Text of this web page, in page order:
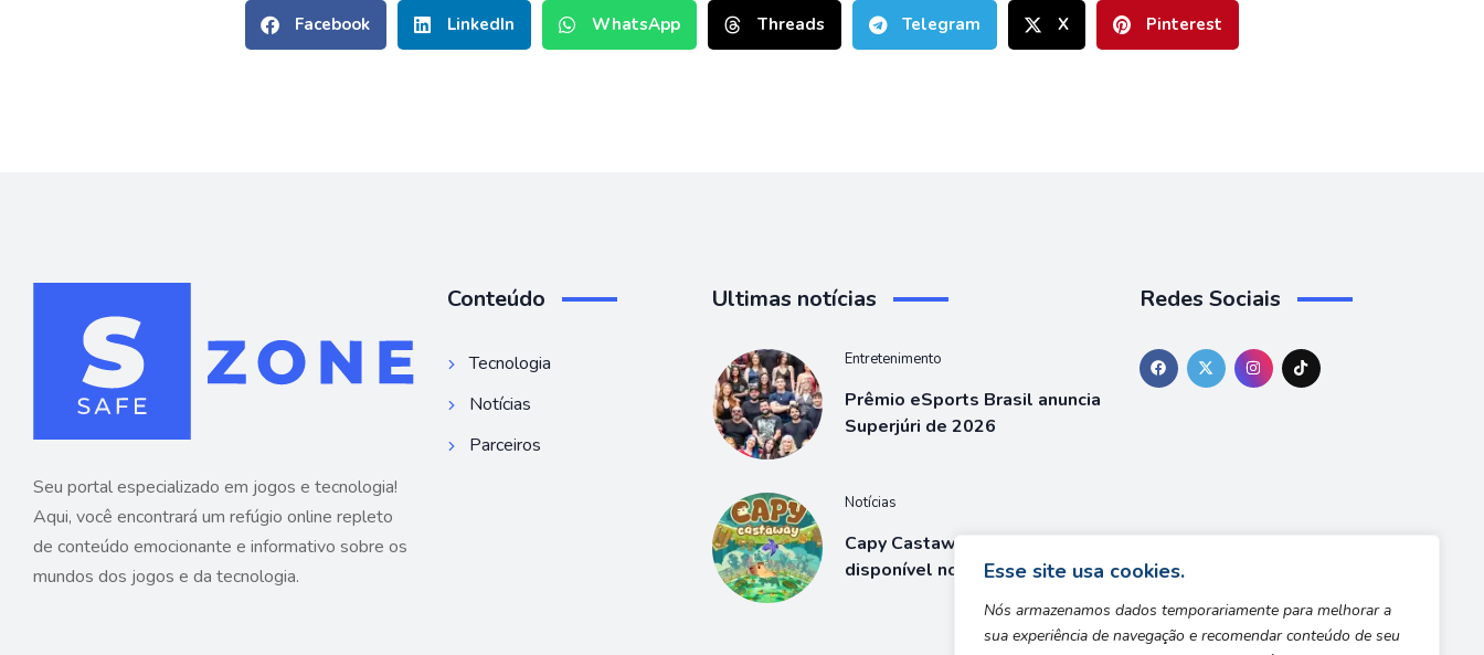
Esse site usa cookies.
Nós armazenamos dados temporariamente para melhorar a
sua experiência de navegação e recomendar conteúdo de seu
Facebook LinkedIn WhatsApp Threads Telegram X Pinterest
Seu portal especializado em jogos e tecnologia!
Aqui, você encontrará um refúgio online repleto
de conteúdo emocionante e informativo sobre os
mundos dos jogos e da tecnologia.
Conteúdo
Tecnologia
Notícias
Parceiros
Ultimas notícias
Entretenimento
Prêmio eSports Brasil anuncia
Superjúri de 2026
Notícias
Capy Castaway já está
disponível no Steam
Redes Sociais